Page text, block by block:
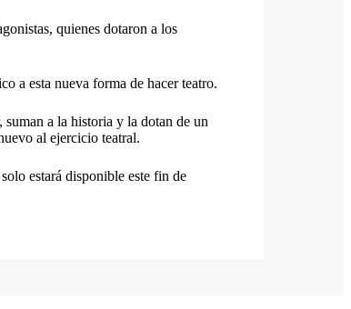
quienes dotaron a los
a esta nueva forma de hacer teatro.
a la historia y la dotan de un
al ejercicio teatral.
estará disponible este fin de